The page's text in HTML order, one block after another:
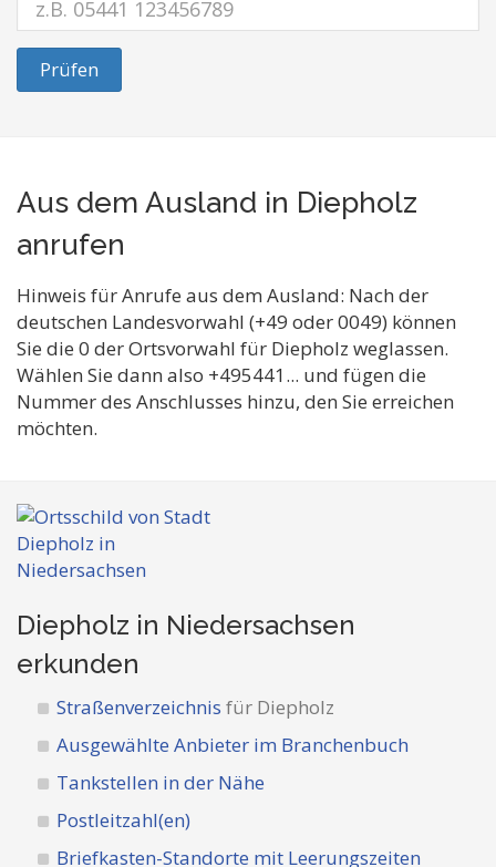
Prüfen
Aus dem Ausland in Diepholz
anrufen
Hinweis für Anrufe aus dem Ausland: Nach der
deutschen Landesvorwahl (+49 oder 0049) können
Sie die 0 der Ortsvorwahl für Diepholz weglassen.
Wählen Sie dann also +495441... und fügen die
Nummer des Anschlusses hinzu, den Sie erreichen
möchten.
Diepholz in Niedersachsen
erkunden
Straßenverzeichnis für Diepholz
Ausgewählte Anbieter im Branchenbuch
Tankstellen in der Nähe
Postleitzahl(en)
Briefkasten-Standorte mit Leerungszeiten